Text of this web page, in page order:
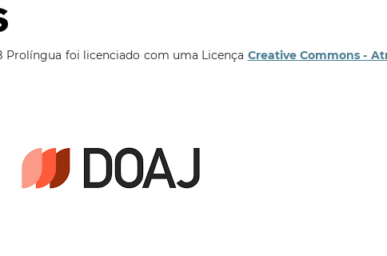
Prolíngua foi licenciado com uma Licença Creative Commons -